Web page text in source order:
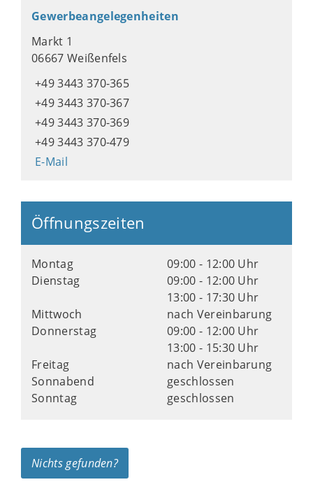
Gewerbeangelegenheiten
Markt 1
06667 Weißenfels
+49 3443 370-365
+49 3443 370-367
+49 3443 370-369
+49 3443 370-479
E-Mail
Öffnungszeiten
Montag
09:00 - 12:00 Uhr
Dienstag
09:00 - 12:00 Uhr
13:00 - 17:30 Uhr
Mittwoch
nach Vereinbarung
Donnerstag
09:00 - 12:00 Uhr
13:00 - 15:30 Uhr
Freitag
nach Vereinbarung
Sonnabend
geschlossen
Sonntag
geschlossen
Nichts gefunden?